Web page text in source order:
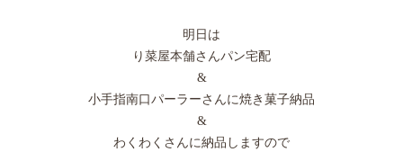
明日は
り菜屋本舗さんパン宅配
&
小手指南口パーラーさんに焼き菓子納品
&
わくわくさんに納品しますので